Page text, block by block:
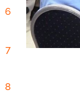
6
7
8